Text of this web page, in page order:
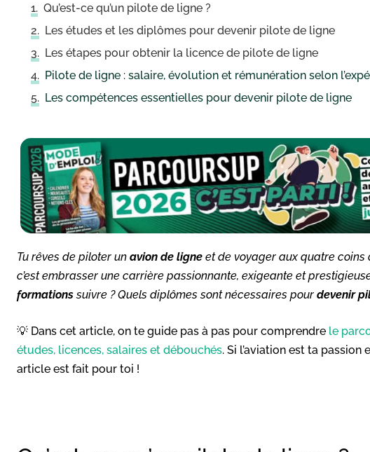
Qu’est-ce qu’un pilote de ligne ?
Les études et les diplômes pour devenir pilote de ligne
Les étapes pour obtenir la licence de pilote de ligne
Pilote de ligne : salaire, évolution et rémunération selon
Les compétences essentielles pour devenir pilote de ligne
Tu rêves de piloter un avion de ligne et de voyager aux quatre coins
c’est embrasser une carrière passionnante, exigeante et
formationssuivre ? Quels diplômes sont nécessaires pour devenir
💡 Dans cet article, on te guide pas à pas pour comprendre le
études, licences, salaires et débouchés. Si l’aviation est ta
article est fait pour toi !